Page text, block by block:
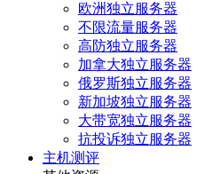
欧洲独立服务器
不限流量服务器
高防独立服务器
加拿大独立服务器
俄罗斯独立服务器
新加坡独立服务器
大带宽独立服务器
抗投诉独立服务器
主机测评